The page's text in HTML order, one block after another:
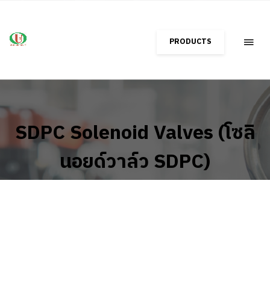
PRODUCTS
SDPC Solenoid Valves (โซลิ
นอยด์วาล์ว SDPC)